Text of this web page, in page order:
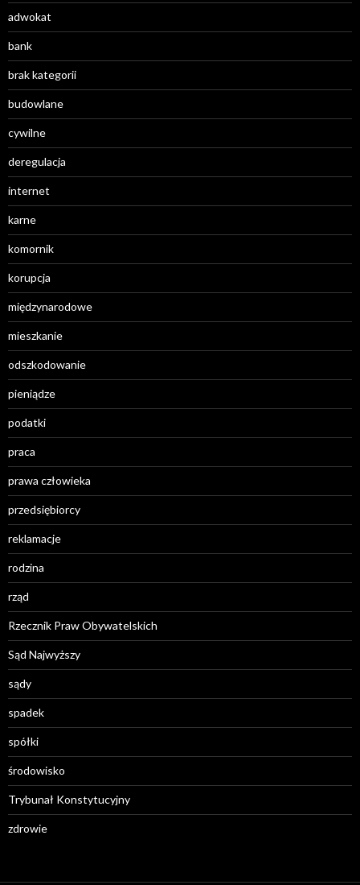
adwokat
bank
brak kategorii
budowlane
cywilne
deregulacja
internet
karne
komornik
korupcja
międzynarodowe
mieszkanie
odszkodowanie
pieniądze
podatki
praca
prawa człowieka
przedsiębiorcy
reklamacje
rodzina
rząd
Rzecznik Praw Obywatelskich
Sąd Najwyższy
sądy
spadek
spółki
środowisko
Trybunał Konstytucyjny
zdrowie